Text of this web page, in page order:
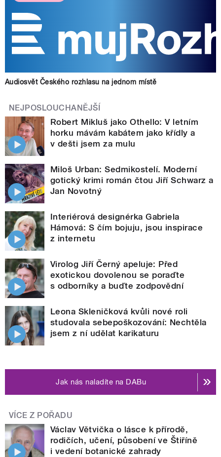
Audiosvět Českého rozhlasu na jednom místě
NEJPOSLOUCHANĚJŠÍ
Robert Mikluš jako Othello: V letním
horku mávám kabátem jako křídly a
v dešti jsem za mulu
Miloš Urban: Sedmikostelí. Moderní
gotický krimi román čtou Jiří Schwarz a
Jan Novotný
Interiérová designérka Gabriela
Hámová: S čím bojuju, jsou inspirace
z internetu
Virolog Jiří Černý apeluje: Před
exotickou dovolenou se poraďte
s odborníky a buďte zodpovědní
Leona Skleničková kvůli nové roli
studovala sebepoškozování: Nechtěla
jsem z ní udělat karikaturu
Jak nás naladíte na DABu
VÍCE Z POŘADU
Václav Větvička o lásce k přírodě,
rodičích, učení, působení ve Štiříně
i vedení botanické zahrady